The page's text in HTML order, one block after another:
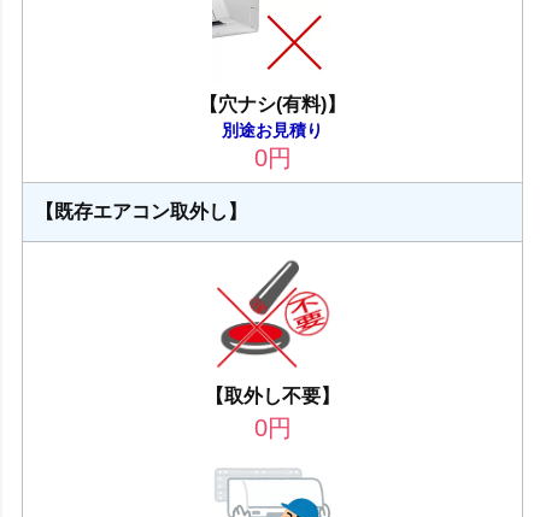
【穴ナシ(有料)】
別途お見積り
0円
【既存エアコン取外し】
【取外し不要】
0円